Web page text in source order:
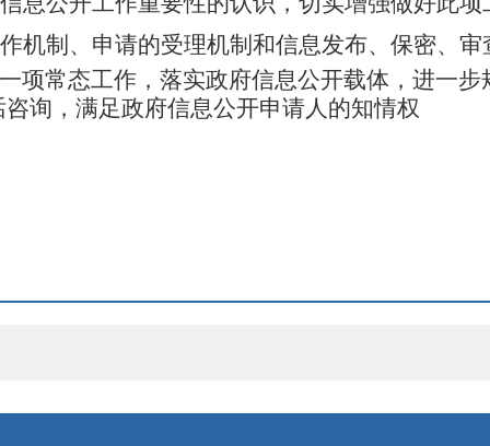
机制、申请的受理机制和信息发布、保密、审
项常态工作，落实政府信息公开载体，进一
询，满足政府信息公开申请人的知情权